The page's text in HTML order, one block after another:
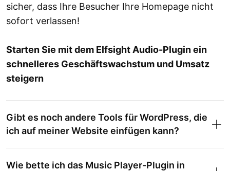
sicher, dass Ihre Besucher Ihre Homepage nicht
sofort verlassen!
Starten Sie mit dem Elfsight Audio-Plugin ein
schnelleres Geschäftswachstum und Umsatz
steigern
Gibt es noch andere Tools für WordPress, die
ich auf meiner Website einfügen kann?
Wie bette ich das Music Player-Plugin in